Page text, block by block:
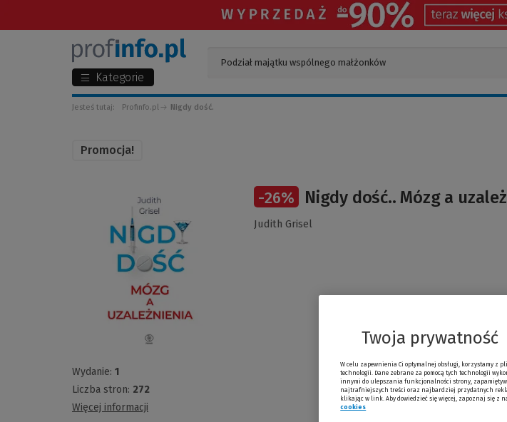
Kategorie
Jesteś tutaj: Profinfo.pl Nigdy dość.
Promocja!
Wydanie: 1
Liczba stron: 272
Więcej informacji
-26% Nigdy dość.. Mózg a
Judith Grisel
Twoja prywatność
W celu zapewnienia Ci optymalnej obsługi, korzystamy z
technologii. Dane zebrane za pomocą tych technologii
innymi do ulepszania funkcjonalności strony,
najtrafniejszych treści oraz najbardziej przydatnych
klikając w link. Aby dowiedzieć się więcej, zapoznaj się z
cookies